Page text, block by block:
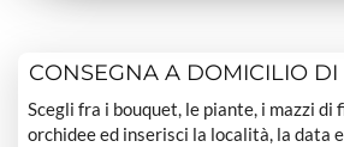
CONSEGNA A DOMICILIO DI
Scegli fra i bouquet, le piante, i mazzi di
orchidee ed inserisci la località, la data